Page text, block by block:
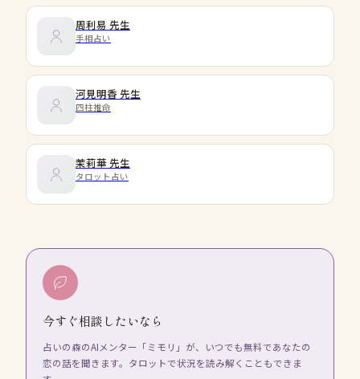
周利易 先生
手相占い
河見明香 先生
四柱推命
茉莉華 先生
タロット占い
今すぐ相談したいなら
占いの森のAIメンター「ミモリ」が、いつでも無料であなたの
恋の話を聞きます。タロットで状況を読み解くこともできま